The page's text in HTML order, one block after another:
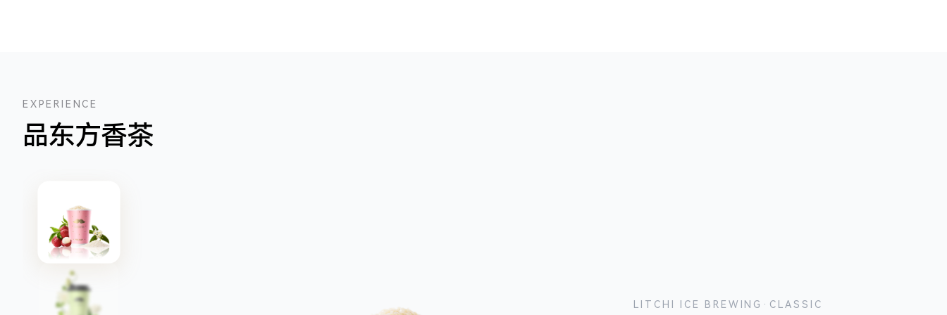
EXPERIENCE
品东方香茶
LITCHI ICE BREWING·CLASSIC